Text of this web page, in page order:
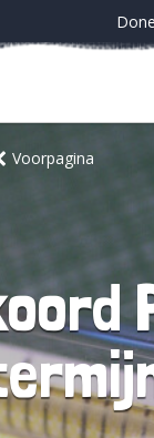
Voorpagina